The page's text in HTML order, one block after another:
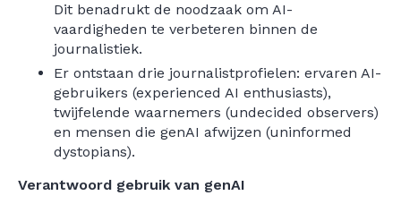
Dit benadrukt de noodzaak om AI-
vaardigheden te verbeteren binnen de
journalistiek.
Er ontstaan drie journalistprofielen: ervaren AI-
gebruikers (experienced AI enthusiasts),
twijfelende waarnemers (undecided observers)
en mensen die genAI afwijzen (uninformed
dystopians).
Verantwoord gebruik van genAI